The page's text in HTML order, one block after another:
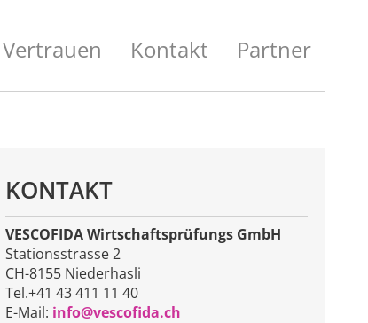
Vertrauen Kontakt Partner
KONTAKT
VESCOFIDA Wirtschaftsprüfungs GmbH
Stationsstrasse 2
CH-8155 Niederhasli
Tel.+41 43 411 11 40
E-Mail: info@vescofida.ch